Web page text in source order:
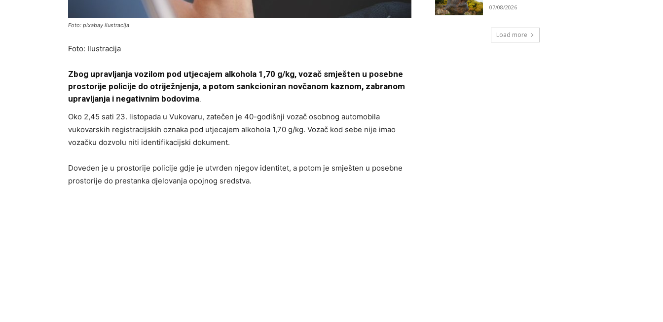
Foto: pixabay ilustracija
Foto: Ilustracija
Zbog upravljanja vozilom pod utjecajem alkohola 1,70 g/kg, vozač smješten u posebne
prostorije policije do otriježnjenja, a potom sankcioniran novčanom kaznom, zabranom
upravljanja i negativnim bodovima.
Oko 2,45 sati 23. listopada u Vukovaru, zatečen je 40-godišnji vozač osobnog automobila
vukovarskih registracijskih oznaka pod utjecajem alkohola 1,70 g/kg. Vozač kod sebe nije imao
vozačku dozvolu niti identifikacijski dokument.
Doveden je u prostorije policije gdje je utvrđen njegov identitet, a potom je smješten u posebne
prostorije do prestanka djelovanja opojnog sredstva.
07/08/2026
Load more